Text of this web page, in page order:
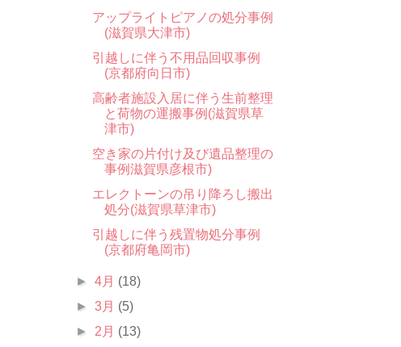
アップライトピアノの処分事例
(滋賀県大津市)
引越しに伴う不用品回収事例
(京都府向日市)
高齢者施設入居に伴う生前整理
と荷物の運搬事例(滋賀県草
津市)
空き家の片付け及び遺品整理の
事例滋賀県彦根市)
エレクトーンの吊り降ろし搬出
処分(滋賀県草津市)
引越しに伴う残置物処分事例
(京都府亀岡市)
►4月 (18)
►3月 (5)
► 2月 (13)